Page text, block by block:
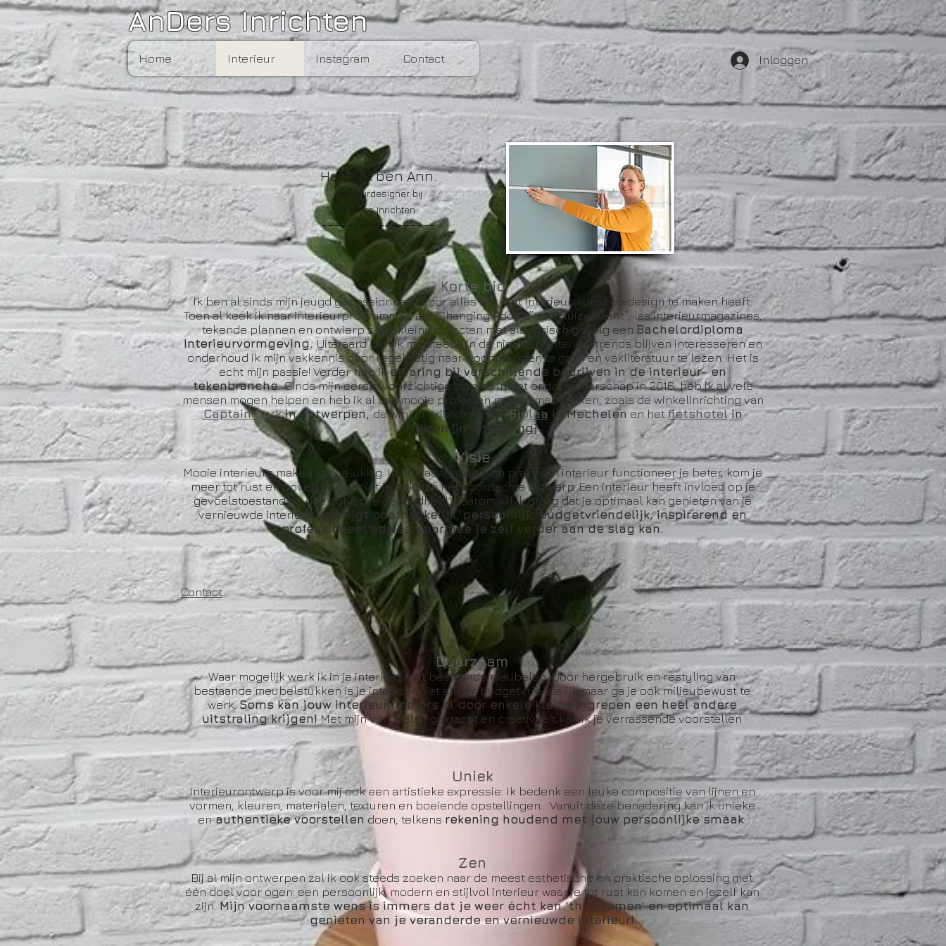
AnDers Inrichten
Home Interieur Instagram Contact Inloggen
Hallo, ik ben Ann.
Interieurdesigner bij
AnDers Inrichten
------------------
Korte bio
Ik ben al sinds mijn jeugd gepassioneerd door alles wat met interieur, kunst en design te maken heeft.
Toen al keek ik naar interieurprogramma's als “Changing Rooms” en “Huizenjacht”, las interieurmagazines,
tekende plannen en ontwierp zelfs kleine objecten met als logisch gevolg een Bachelordiploma
Interieurvormgeving. Uiteraard ben ik me steeds in de nieuwste interieurtrends blijven interesserenen
onderhoud ik mijn vakkennis door regelmatig naar woonbeurzen te gaan en vakliteratuur te lezen. Het is
echt mijn passie! Verder heb ikervaring bij verschillende bedrijven in de interieur-en
tekenbranche.Sinds mijn eerste voorzichtige stapjes in het ondernemerschap in 2016, heb ik al vele
mensen mogen helpen en heb ik al aan mooie projecten mogen meewerken, zoals de winkelinrichting van
Captain Corkin Antwerpen,de winkelinrichting voor Sjolaa in Mechelen en hetfietshotelin
Muizen (in uitvoering).
Visie
Mooie interieurs maken me gelukkig. In een aangenaam en praktisch interieur functioneer je beter, kom je
meer tot rust en bovendien geniet je ook van het doordachte ontwerp. Een interieur heeft invloed op je
gevoelstoestand en dus ook op je gezondheid. Daarom wil ik graag dat je optimaal kan genieten van je
vernieuwde interieur. Je krijgt onafhankelijk, persoonlijk, budgetvriendelijk, inspirerend en
professioneel advies waarmee je zelf verder aan de slag kan.
Contact
Duurzaam
Waar mogelijk werk ik in je interieur met bestaande meubelen. Door hergebruik en restyling van
bestaande meubelstukken is je interieur niet alleen budgetvriendelijk maar ga je ook milieubewust te
werk.Soms kan jouw interieur immers al door enkele kleine ingrepen een heel andere
uitstraling krijgen!Met mijn verbeeldingskracht en creativiteit kan ik je verrassende voorstellen
bieden...
Uniek
Interieurontwerp is voor mij ook een artistieke expressie: Ik bedenk een leuke compositie van lijnen en
vormen, kleuren, materialen, texturen en boeiende opstellingen... Vanuit deze benadering kan ik unieke
enauthentieke voorstellen doen, telkens rekening houdend met jouw persoonlijke smaak.
Zen
Bij al mijn ontwerpen zal ik ook steeds zoeken naar de meest esthetische en praktische oplossing met
één doel voor ogen: een persoonlijk, modern en stijlvol interieur waar je tot rust kan komen en jezelf kan
zijn. Mijn voornaamste wens is immers dat je weer écht kan 'thuiskomen' en optimaal kan
genieten van je veranderde en vernieuwde interieur!